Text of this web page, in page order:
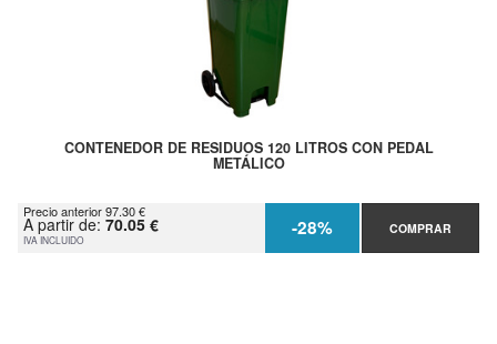
CONTENEDOR DE RESIDUOS 120 LITROS CON PEDAL
METÁLICO
Precio anterior 97.30 €
A partir de: 70.05 €
IVA INCLUIDO -28% COMPRAR